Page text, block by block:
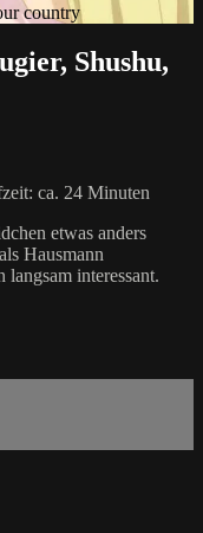
country
Shushu,
ca. 24 Minuten
etwas anders
Hausmann
interessant.